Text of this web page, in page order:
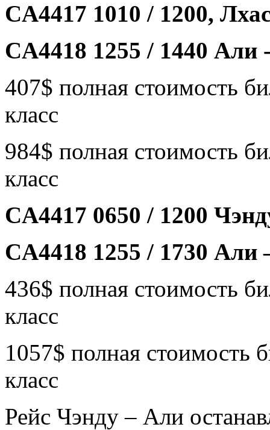
CA4417 1010 / 1200,
CA4418 1255 / 1440 Али
407$ полная стоимость
класс
984$ полная стоимость
класс
CA4417 0650 / 1200
CA4418 1255 / 1730 Али
436$ полная стоимость
класс
1057$ полная стоимость
класс
Рейс Чэнду – Али